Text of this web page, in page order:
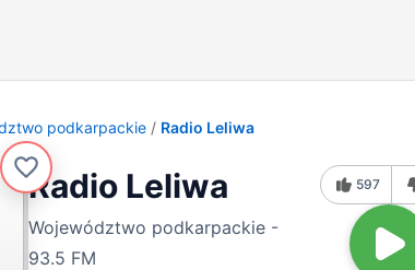
podkarpackie Radio Leliwa
Radio Leliwa
Województwo podkarpackie -
93.5 FM
597